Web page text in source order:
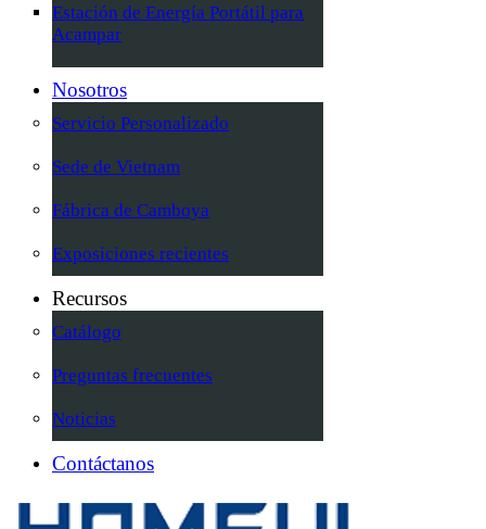
Estación de Energía Portátil para
Acampar
Nosotros
Servicio Personalizado
Sede de Vietnam
Fábrica de Camboya
Exposiciones recientes
Recursos
Catálogo
Preguntas frecuentes
Noticias
Contáctanos